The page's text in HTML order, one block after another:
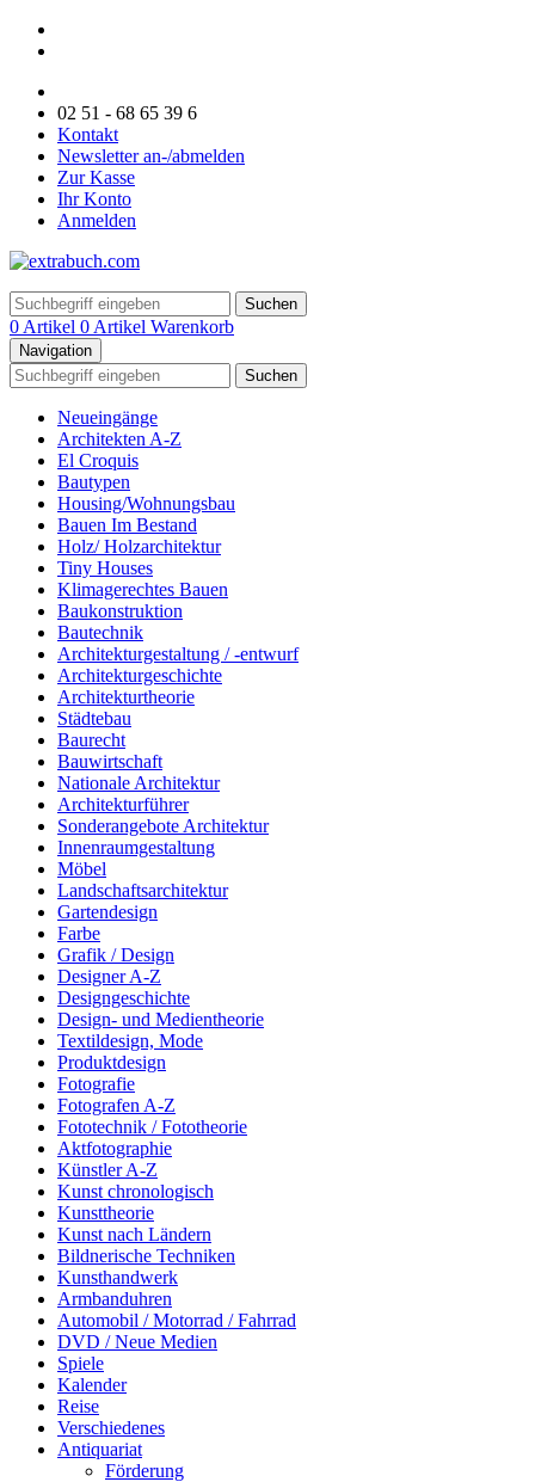
02 51 - 68 65 39 6
Kontakt
Newsletter an-/abmelden
Zur Kasse
Ihr Konto
Anmelden
Suchen
0 Artikel 0 Artikel Warenkorb
Navigation
Suchen
Neueingänge
Architekten A-Z
El Croquis
Bautypen
Housing/Wohnungsbau
Bauen Im Bestand
Holz/ Holzarchitektur
Tiny Houses
Klimagerechtes Bauen
Baukonstruktion
Bautechnik
Architekturgestaltung / -entwurf
Architekturgeschichte
Architekturtheorie
Städtebau
Baurecht
Bauwirtschaft
Nationale Architektur
Architekturführer
Sonderangebote Architektur
Innenraumgestaltung
Möbel
Landschaftsarchitektur
Gartendesign
Farbe
Grafik / Design
Designer A-Z
Designgeschichte
Design- und Medientheorie
Textildesign, Mode
Produktdesign
Fotografie
Fotografen A-Z
Fototechnik / Fototheorie
Aktfotographie
Künstler A-Z
Kunst chronologisch
Kunsttheorie
Kunst nach Ländern
Bildnerische Techniken
Kunsthandwerk
Armbanduhren
Automobil / Motorrad / Fahrrad
DVD / Neue Medien
Spiele
Kalender
Reise
Verschiedenes
Antiquariat
Förderung